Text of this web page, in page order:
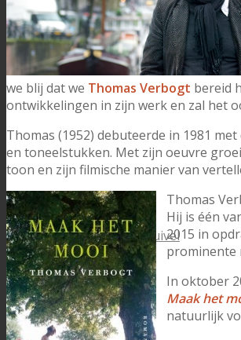
Dorpshuis De Bosduivel
we blij dat we Thomas Verbogt bereid
ontwikkelingen in zijn werk en zal het
Thomas (1952) debuteerde in 1981
en toneelstukken. Met zijn oeuvre
toon en zijn filmische manier van
Thomas
Hij is één
2015 in
prominente
In oktober
Maak het
natuurlijk